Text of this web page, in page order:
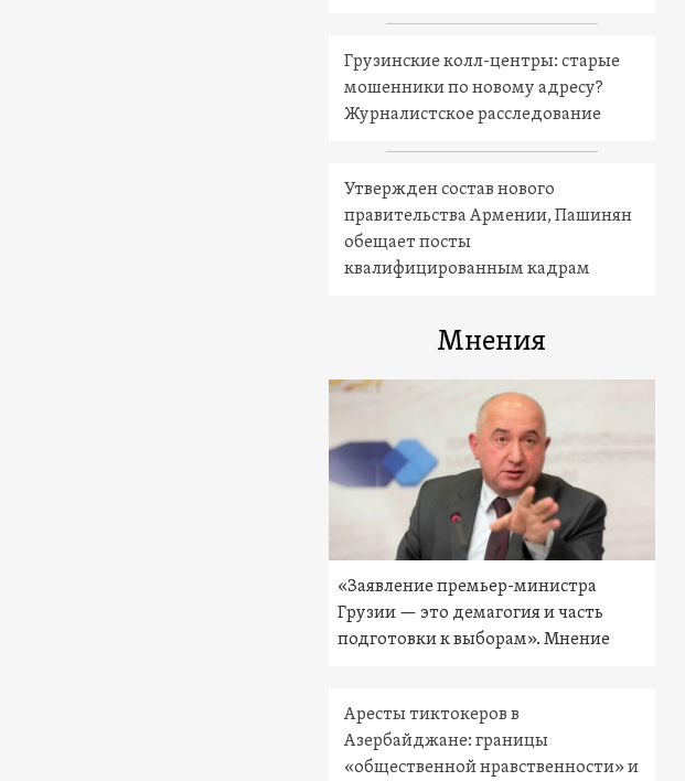
Грузинские колл-центры: старые
мошенники по новому адресу?
Журналистское расследование
Утвержден состав нового
правительства Армении, Пашинян
обещает посты
квалифицированным кадрам
Мнения
«Заявление премьер-министра
Грузии — это демагогия и часть
подготовки к выборам». Мнение
Аресты тиктокеров в
Азербайджане: границы
«общественной нравственности» и